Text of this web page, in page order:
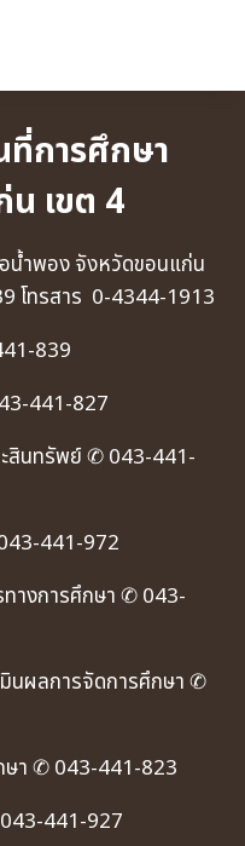
การศึกษา
เขต 4
น้ำพอง จังหวัดขอนแก่น
โทรสาร 0-4344-1913
839
441-827
สินทรัพย์ ✆ 043-441-
441-972
างการศึกษา ✆ 043-
นผลการจัดการศึกษา ✆
ษา ✆ 043-441-823
441-927